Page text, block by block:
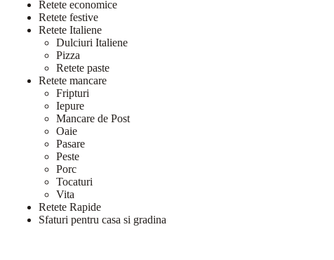
Retete economice
Retete festive
Retete Italiene
Dulciuri Italiene
Pizza
Retete paste
Retete mancare
Fripturi
Iepure
Mancare de Post
Oaie
Pasare
Peste
Porc
Tocaturi
Vita
Retete Rapide
Sfaturi pentru casa si gradina